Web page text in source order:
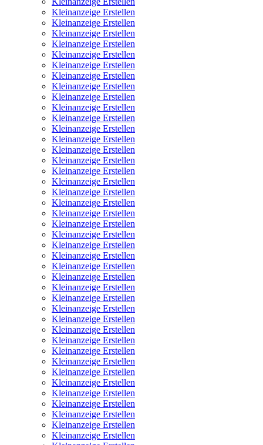
Kleinanzeige Erstellen
Kleinanzeige Erstellen
Kleinanzeige Erstellen
Kleinanzeige Erstellen
Kleinanzeige Erstellen
Kleinanzeige Erstellen
Kleinanzeige Erstellen
Kleinanzeige Erstellen
Kleinanzeige Erstellen
Kleinanzeige Erstellen
Kleinanzeige Erstellen
Kleinanzeige Erstellen
Kleinanzeige Erstellen
Kleinanzeige Erstellen
Kleinanzeige Erstellen
Kleinanzeige Erstellen
Kleinanzeige Erstellen
Kleinanzeige Erstellen
Kleinanzeige Erstellen
Kleinanzeige Erstellen
Kleinanzeige Erstellen
Kleinanzeige Erstellen
Kleinanzeige Erstellen
Kleinanzeige Erstellen
Kleinanzeige Erstellen
Kleinanzeige Erstellen
Kleinanzeige Erstellen
Kleinanzeige Erstellen
Kleinanzeige Erstellen
Kleinanzeige Erstellen
Kleinanzeige Erstellen
Kleinanzeige Erstellen
Kleinanzeige Erstellen
Kleinanzeige Erstellen
Kleinanzeige Erstellen
Kleinanzeige Erstellen
Kleinanzeige Erstellen
Kleinanzeige Erstellen
Kleinanzeige Erstellen
Kleinanzeige Erstellen
Kleinanzeige Erstellen